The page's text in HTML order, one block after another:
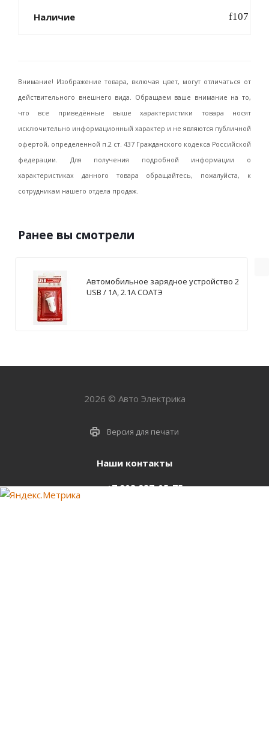
Наличие
Внимание! Изображение товара, включая цвет, могут отличаться от
действительного внешнего вида. Обращаем ваше внимание на то,
что все приведённые выше характеристики товара носят
исключительно информационный характер и не являются публичной
офертой, определенной п.2 ст. 437 Гражданского кодекса Российской
федерации. Для получения подробной информации о
характеристиках данного товара обращайтесь, пожалуйста, к
сотрудникам нашего отдела продаж.
Ранее вы смотрели
Автомобильное зарядное устройство 2
USB / 1А, 2.1А СОАТЭ
2026 © Авто Электрика
Версия для печати
Наши контакты
+7 903 937-05-75